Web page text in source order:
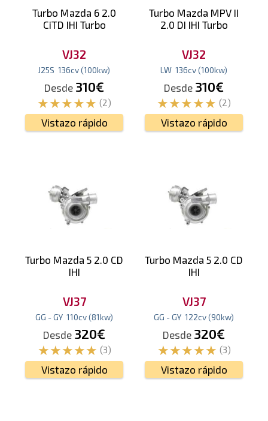
Turbo Mazda 6 2.0
CiTD IHI Turbo
VJ32
J25S 136cv(100kw)
Desde 310€
(2)
Vistazo rápido
Turbo Mazda MPV II
2.0 DI IHI Turbo
VJ32
LW 136cv(100kw)
Desde 310€
(2)
Vistazo rápido
Turbo Mazda 5 2.0 CD
IHI
VJ37
GG - GY 110cv(81kw)
Desde 320€
(3)
Vistazo rápido
Turbo Mazda 5 2.0 CD
IHI
VJ37
GG - GY 122cv(90kw)
Desde 320€
(3)
Vistazo rápido